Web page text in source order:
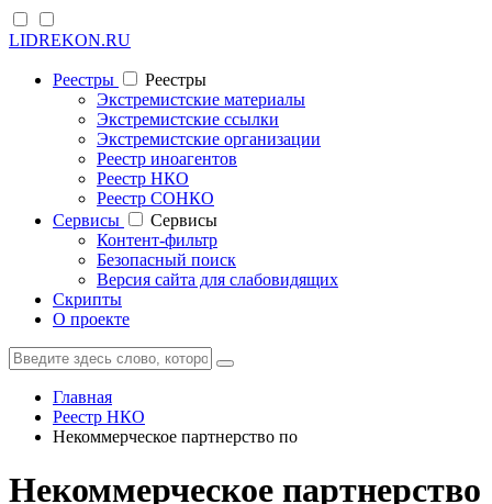
LIDREKON.RU
Реестры
Реестры
Экстремистские материалы
Экстремистские ссылки
Экстремистские организации
Реестр иноагентов
Реестр НКО
Реестр СОНКО
Cервисы
Cервисы
Контент-фильтр
Безопасный поиск
Версия сайта для слабовидящих
Скрипты
О проекте
Главная
Реестр НКО
Некоммерческое партнерство по
Некоммерческое партнерство